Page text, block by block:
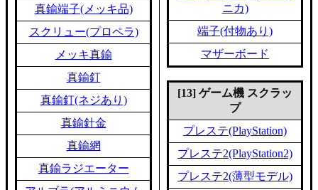
真鍮端子(メッキ品)
スクリュー(プロペラ)
メッキ真鍮
真鍮釘
真鍮釘(ネジあり)
真鍮針金
真鍮網
真鍮ラジエーター
ニカ)
端子(付物あり)
マザーボード
[13] ゲーム機 スクラッ
プ
プレステ(PlayStation)
プレステ2(PlayStation2)
プレステ2(薄型モデル)